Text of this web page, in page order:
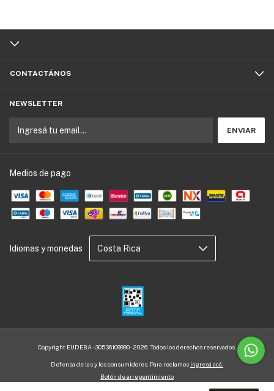
CONTACTÁNOS
NEWSLETTER
Medios de pago
Idiomas y monedas
Copyright EUDEBA - 30536109990 - 2026. Todos los derechos reservados.
Defensa de las y los consumidores. Para reclamos ingresá acá.
Botón de arrepentimiento